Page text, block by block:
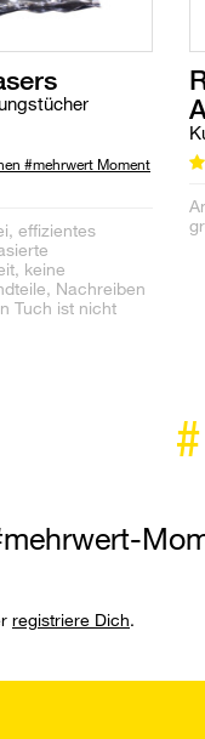
#mehrwert Moment
effizientes
keine
Nachreiben
Tuch ist nicht
registriere Dich.